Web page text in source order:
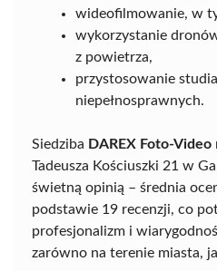
wideofilmowanie, w
wykorzystanie
z powietrza,
przystosowanie
niepełnosprawnych.
Siedziba DAREX Foto-Video
Tadeusza Kościuszki 21 w
świetną opinią – średnia
podstawie 19 recenzji, co
profesjonalizm i
zarówno na terenie miasta,